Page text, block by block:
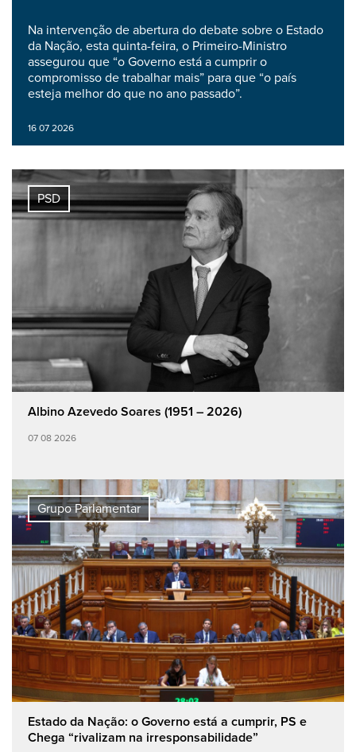
Na intervenção de abertura do debate sobre o Estado
da Nação, esta quinta-feira, o Primeiro-Ministro
assegurou que “o Governo está a cumprir o
compromisso de trabalhar mais” para que “o país
esteja melhor do que no ano passado”.
16 07 2026
PSD
Albino Azevedo Soares (1951 – 2026)
07 08 2026
Grupo Parlamentar
Estado da Nação: o Governo está a cumprir, PS e
Chega “rivalizam na irresponsabilidade”